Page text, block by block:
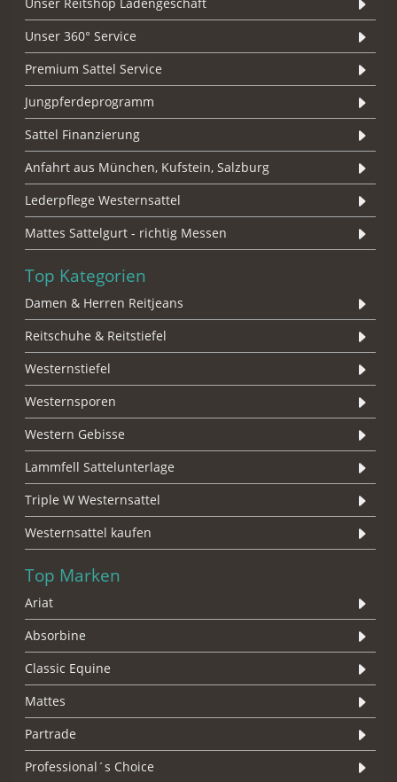
Unser 360° Service
Premium Sattel Service
Jungpferdeprogramm
Sattel Finanzierung
Anfahrt aus München, Kufstein, Salzburg
Lederpflege Westernsattel
Mattes Sattelgurt - richtig Messen
Top Kategorien
Damen & Herren Reitjeans
Reitschuhe & Reitstiefel
Westernstiefel
Westernsporen
Western Gebisse
Lammfell Sattelunterlage
Triple W Westernsattel
Westernsattel kaufen
Top Marken
Ariat
Absorbine
Classic Equine
Mattes
Partrade
Professional´s Choice